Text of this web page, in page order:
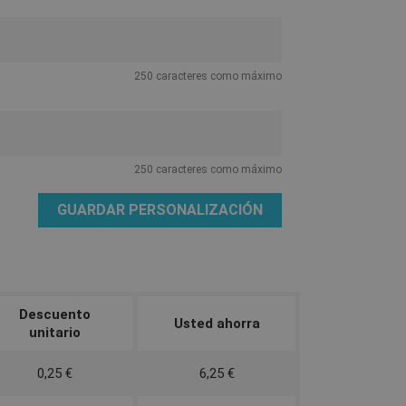
250 caracteres como máximo
250 caracteres como máximo
GUARDAR PERSONALIZACIÓN
Descuento
unitario
Usted ahorra
0,25 € 6,25 €